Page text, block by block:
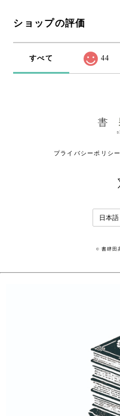
ショップの評価
すべて 44
プライバシーポリシー
© 書肆田